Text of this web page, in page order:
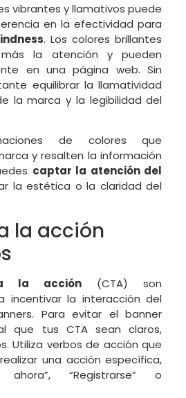
vibrantes y llamativos puede
en la efectividad para
. Los colores brillantes
la atención y pueden
en una página web. Sin
equilibrar la llamatividad
la marca y la legibilidad del
de colores que
y resalten la información
captar la atención del
la estética o la claridad del
la acción
la acción (CTA) son
incentivar la interacción del
Para evitar el banner
que tus CTA sean claros,
Utiliza verbos de acción que
una acción específica,
“Registrarse” o